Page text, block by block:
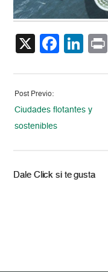
X
Post Previo:
Ciudades flotantes y
sostenibles
Dale Click si te gusta